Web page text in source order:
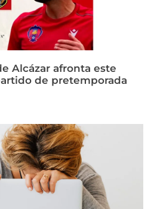
Alcázar afronta este
de pretemporada